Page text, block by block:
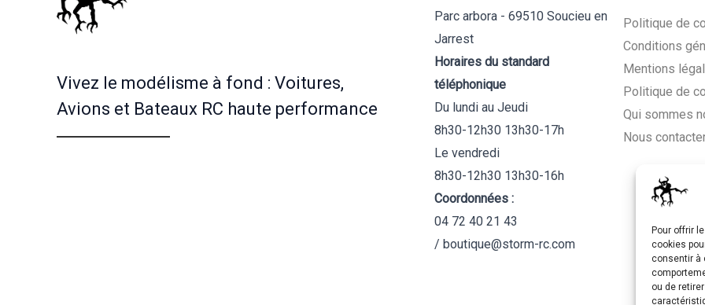
Pour offrir
cookies
consentir à
ou de
Vivez le modélisme à fond : Voitures,
Avions et Bateaux RC haute performance
Parc arbora - 69510 Soucieu en
Jarrest
Horaires du standard
téléphonique
Du lundi au Jeudi
8h30-12h30 13h30-17h
Le vendredi
8h30-12h30 13h30-16h
Coordonnées :
04 72 40 21 43
/ boutique@storm-rc.com
Politique de
Conditions
Mentions
Politique de
Qui sommes
Nous